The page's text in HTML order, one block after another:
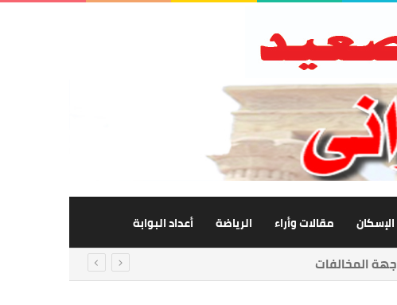
الإسكان مقالات وأراء الرياضة أعداد البوابة